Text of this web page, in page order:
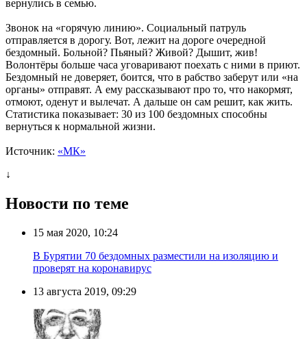
вернулись в семью.
Звонок на «горячую линию». Социальный патруль
отправляется в дорогу. Вот, лежит на дороге очередной
бездомный. Больной? Пьяный? Живой? Дышит, жив!
Волонтёры больше часа уговаривают поехать с ними в приют.
Бездомный не доверяет, боится, что в рабство заберут или «на
органы» отправят. А ему рассказывают про то, что накормят,
отмоют, оденут и вылечат. А дальше он сам решит, как жить.
Статистика показывает: 30 из 100 бездомных способны
вернуться к нормальной жизни.
Источник: «МК»
↓
Новости по теме
15 мая 2020, 10:24
В Бурятии 70 бездомных разместили на изоляцию и
проверят на коронавирус
13 августа 2019, 09:29